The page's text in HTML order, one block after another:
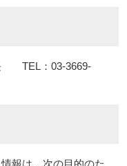
TEL：03-3669-